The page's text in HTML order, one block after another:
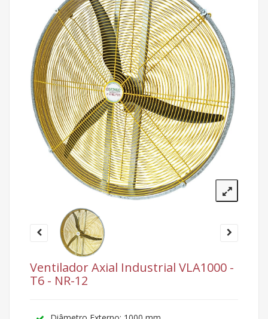
Ventilador Axial Industrial VLA1000 -
T6 - NR-12